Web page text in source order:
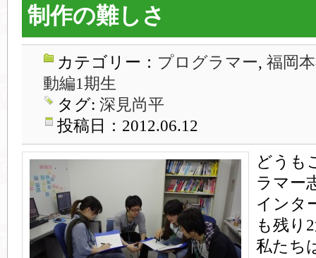
制作の難しさ
カテゴリー： プログラマー, 福岡
動編1期生
タグ: 深見尚平
投稿日：2012.06.12
どうも
ラマー
インタ
も残り
私たち